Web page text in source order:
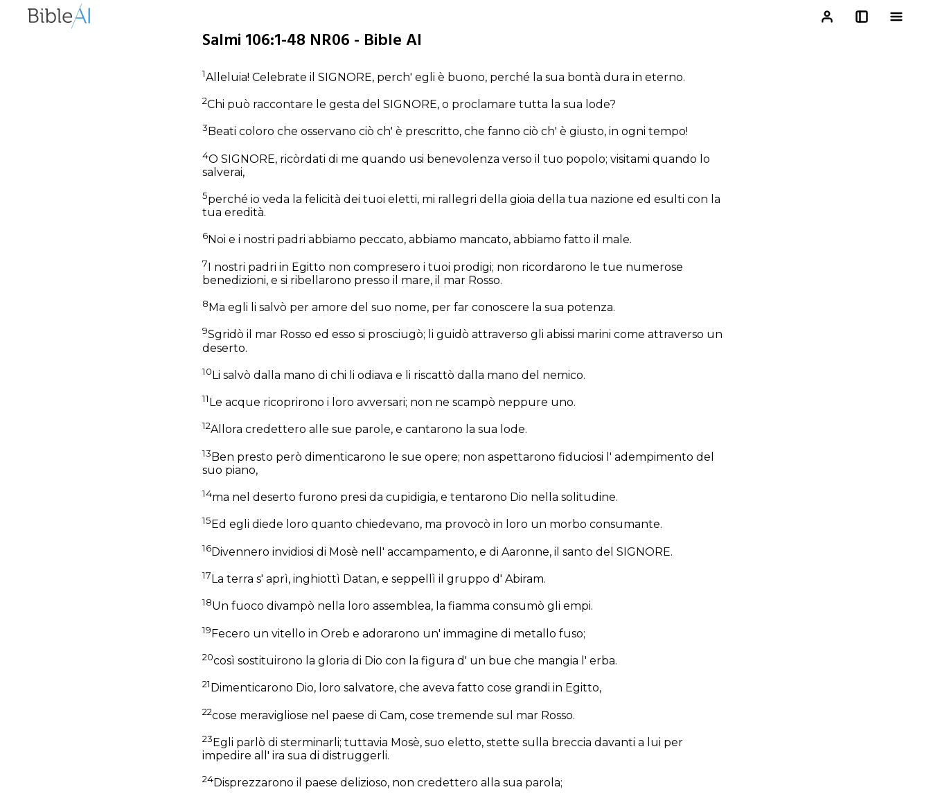
Salmi 106:1-48 NR06 - Bible AI
1Alleluia! Celebrate il SIGNORE, perch' egli è buono, perché la sua bontà dura in eterno.
2Chi può raccontare le gesta del SIGNORE, o proclamare tutta la sua lode?
3 Beati coloro che osservano ciò ch' è prescritto, che fanno ciò ch' è giusto, in ogni tempo!
4O SIGNORE, ricòrdati di me quando usi benevolenza verso il tuo popolo; visitami quando lo
salverai,
5perché io veda la felicità dei tuoi eletti, mi rallegri della gioia della tua nazione ed esulti con la
tua eredità.
6Noi e i nostri padri abbiamo peccato, abbiamo mancato, abbiamo fatto il male.
7I nostri padri in Egitto non compresero i tuoi prodigi; non ricordarono le tue numerose
benedizioni, e si ribellarono presso il mare, il mar Rosso.
8 Ma egli li salvò per amore del suo nome, per far conoscere la sua potenza.
9Sgridò il mar Rosso ed esso si prosciugò; li guidò attraverso gli abissi marini come attraverso un
deserto.
10Li salvò dalla mano di chi li odiava e li riscattò dalla mano del nemico.
11 Le acque ricoprirono i loro avversari; non ne scampò neppure uno.
12Allora credettero alle sue parole, e cantarono la sua lode.
13Ben presto però dimenticarono le sue opere; non aspettarono fiduciosi l' adempimento del
suo piano,
14ma nel deserto furono presi da cupidigia, e tentarono Dio nella solitudine.
15 Ed egli diede loro quanto chiedevano, ma provocò in loro un morbo consumante.
16Divennero invidiosi di Mosè nell' accampamento, e di Aaronne, il santo del SIGNORE.
17 La terra s' aprì, inghiottì Datan, e seppellì il gruppo d' Abiram.
18Un fuoco divampò nella loro assemblea, la fiamma consumò gli empi.
19Fecero un vitello in Oreb e adorarono un' immagine di metallo fuso;
20così sostituirono la gloria di Dio con la figura d' un bue che mangia l' erba.
21 Dimenticarono Dio, loro salvatore, che aveva fatto cose grandi in Egitto,
22cose meravigliose nel paese di Cam, cose tremende sul mar Rosso.
23 Egli parlò di sterminarli; tuttavia Mosè, suo eletto, stette sulla breccia davanti a lui per
impedire all' ira sua di distruggerli.
24Disprezzarono il paese delizioso, non credettero alla sua parola;